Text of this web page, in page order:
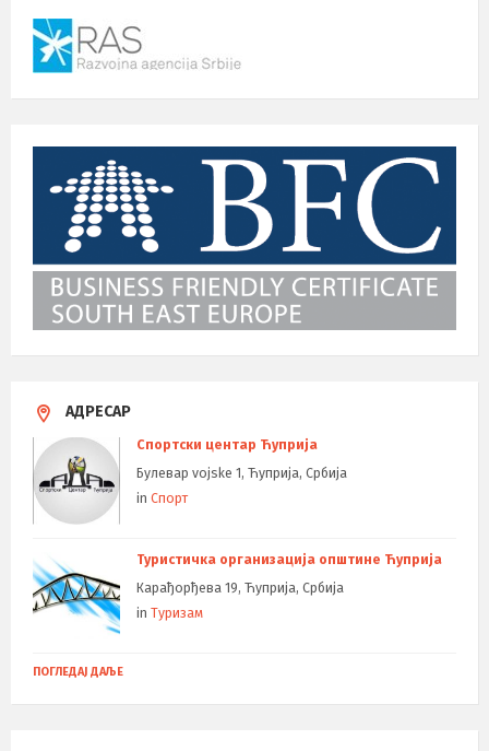
АДРЕСАР
Спортски центар Ћуприја
Булевар vojske 1, Ћуприја, Србија
in Спорт
Туристичка организација општине Ћуприја
Карађорђева 19, Ћуприја, Србија
in Туризам
ПОГЛЕДАЈ ДАЉЕ